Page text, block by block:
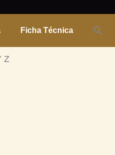
Ficha Técnica
Z